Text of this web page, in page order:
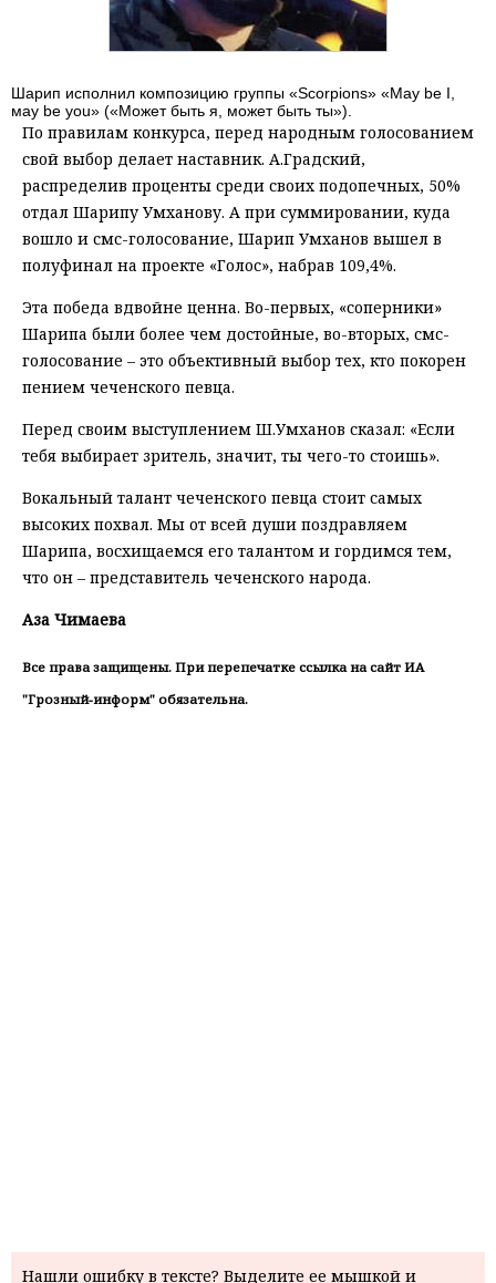
Шарип исполнил композицию группы «Scorpions» «May be I,
мay be you» («Может быть я, может быть ты»).
По правилам конкурса, перед народным голосованием
свой выбор делает наставник. А.Градский,
распределив проценты среди своих подопечных, 50%
отдал Шарипу Умханову. А при суммировании, куда
вошло и смс-голосование, Шарип Умханов вышел в
полуфинал на проекте «Голос», набрав 109,4%.
Эта победа вдвойне ценна. Во-первых, «соперники»
Шарипа были более чем достойные, во-вторых, смс-
голосование – это объективный выбор тех, кто покорен
пением чеченского певца.
Перед своим выступлением Ш.Умханов сказал: «Если
тебя выбирает зритель, значит, ты чего-то стоишь».
Вокальный талант чеченского певца стоит самых
высоких похвал. Мы от всей души поздравляем
Шарипа, восхищаемся его талантом и гордимся тем,
что он – представитель чеченского народа.
Аза Чимаева
Все права защищены. При перепечатке ссылка на сайт ИА
"Грозный-информ" обязательна.
Нашли ошибку в тексте? Выделите ее мышкой и